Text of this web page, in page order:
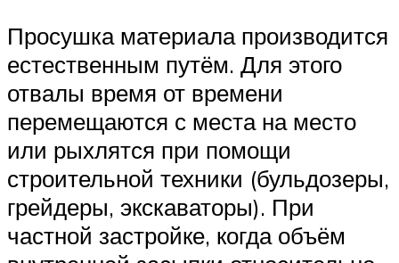
Просушка материала производится
естественным путём. Для этого
отвалы время от времени
перемещаются с места на место
или рыхлятся при помощи
строительной техники (бульдозеры,
грейдеры, экскаваторы). При
частной застройке, когда объём